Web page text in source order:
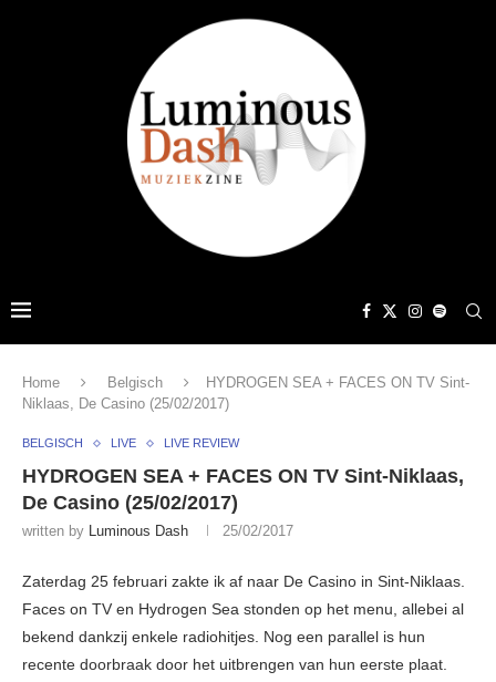
Home Belgisch
HYDROGEN SEA + FACES ON TV Sint-
Niklaas, De Casino (25/02/2017)
BELGISCH LIVE LIVE REVIEW
HYDROGEN SEA + FACES ON TV Sint-Niklaas,
De Casino (25/02/2017)
written by Luminous Dash 25/02/2017
Zaterdag 25 februari zakte ik af naar De Casino in Sint-Niklaas.
Faces on TV en Hydrogen Sea stonden op het menu, allebei al
bekend dankzij enkele radiohitjes. Nog een parallel is hun
recente doorbraak door het uitbrengen van hun eerste plaat.